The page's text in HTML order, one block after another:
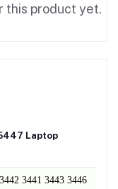
this product yet.
Laptop
3441 3443 3446